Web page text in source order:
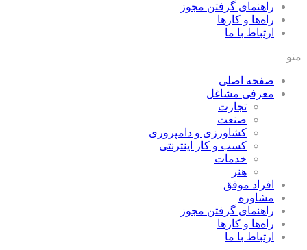
راهنمای گرفتن مجوز
راه‌ها و كارها
ارتباط با ما
منو
صفحه اصلی
معرفی مشاغل
تجارت
صنعت
كشاورزی و دامپروری
كسب و كار اينترنتی
خدمات
هنر
افراد موفق
مشاوره
راهنمای گرفتن مجوز
راه‌ها و كارها
ارتباط با ما